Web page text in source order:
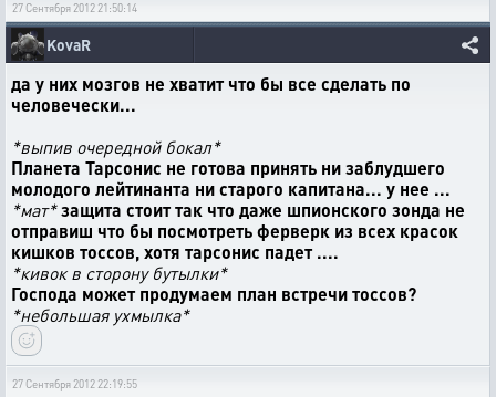
27 Сентября 2012 21:50:14
KovaR
да у них мозгов не хватит что бы все сделать по
человечески...
*выпив очередной бокал*
Планета Тарсонис не готова принять ни заблудшего
молодого лейтинанта ни старого капитана... у нее ...
*мат*защита стоит так что даже шпионского зонда не
отправиш что бы посмотреть ферверк из всех красок
кишков тоссов, хотя тарсонис падет ....
*кивок в сторону бутылки*
Господа может продумаем план встречи тоссов?
*небольшая ухмылка*
27 Сентября 2012 22:19:55